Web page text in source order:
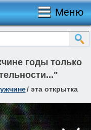
Меню
годы только
/ эта открытка